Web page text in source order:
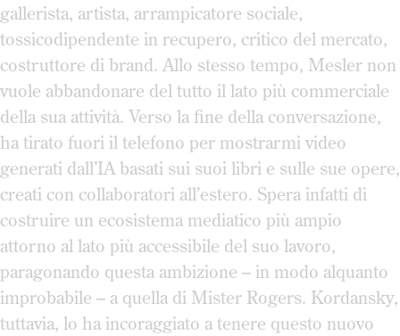
gallerista, artista, arrampicatore sociale,
tossicodipendente in recupero, critico del mercato,
costruttore di brand. Allo stesso tempo, Mesler non
vuole abbandonare del tutto il lato più commerciale
della sua attività. Verso la fine della conversazione,
ha tirato fuori il telefono per mostrarmi video
generati dall’IA basati sui suoi libri e sulle sue opere,
creati con collaboratori all’estero. Spera infatti di
costruire un ecosistema mediatico più ampio
attorno al lato più accessibile del suo lavoro,
paragonando questa ambizione – in modo alquanto
improbabile – a quella di Mister Rogers. Kordansky,
tuttavia, lo ha incoraggiato a tenere questo nuovo